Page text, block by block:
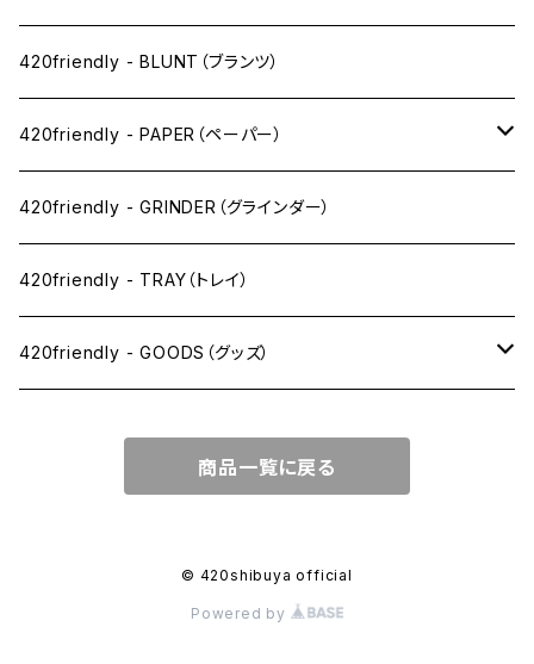
ドライ系
ワックス系
420friendly - BLUNT（ブランツ）
420friendly - PAPER（ペーパー）
SW(シングルワイド）サイズ
1 1/4サイズ
キングサイズスリム
キングサイズワイド
420friendly - GRINDER（グラインダー）
420friendly - TRAY（トレイ）
420friendly - GOODS（グッズ）
JOINT（ジョイント系）
CLEANING（掃除・保管）
商品一覧に戻る
© 420shibuya official
Powered by